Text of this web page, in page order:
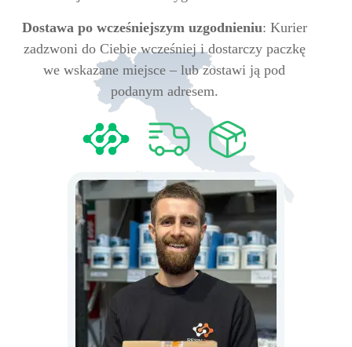
Dostawa po wcześniejszym uzgodnieniu: Kurier
zadzwoni do Ciebie wcześniej i dostarczy paczkę
we wskazane miejsce – lub zostawi ją pod
podanym adresem.